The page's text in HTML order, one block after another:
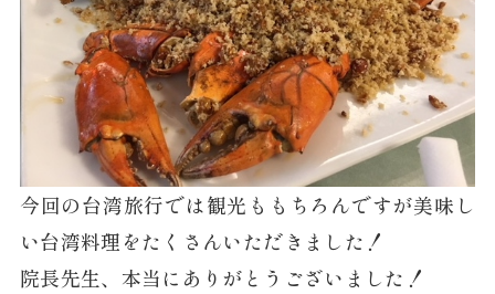
今回の台湾旅行では観光ももちろんですが美味し
い台湾料理をたくさんいただきました！
院長先生、本当にありがとうございました！